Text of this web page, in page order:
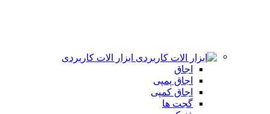
ابزار الات کاربردی
اجاق
اجاق پمپی
اجاق کمپی
گجت ها